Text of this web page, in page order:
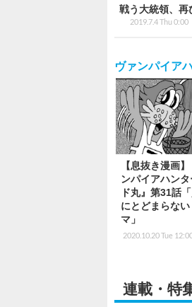
戦う大統領、再
2019.7.4 Thu 0:00
ヴァンパイア
【息抜き漫画
ンパイアハンタ
ド丸』第31話
にとどまらな
マ」
2020.10.20 Tue
連載・特